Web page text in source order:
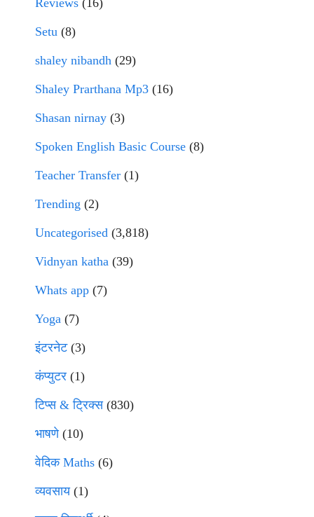
Setu (8)
shaley nibandh (29)
Shaley Prarthana Mp3 (16)
Shasan nirnay (3)
Spoken English Basic Course (8)
Teacher Transfer (1)
Trending (2)
Uncategorised (3,818)
Vidnyan katha (39)
Whats app (7)
Yoga (7)
इंटरनेट(3)
कंप्युटर (1)
टिप्स & ट्रिक्स(830)
भाषणे(10)
वेदिक Maths (6)
व्यवसाय(1)